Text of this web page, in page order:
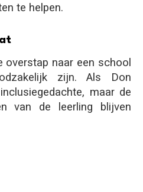
te helpen.
overstap naar een school
zijn. Als Don
maar de
van de leerling blijven